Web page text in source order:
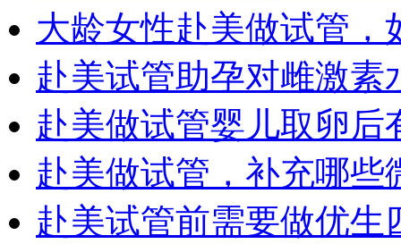
大龄女性赴美做试管
赴美试管助孕对雌激素
赴美做试管婴儿取卵后
赴美做试管，补充哪
赴美试管前需要做优生